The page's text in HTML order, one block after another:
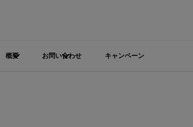
概要 お問い合わせ キャンペーン